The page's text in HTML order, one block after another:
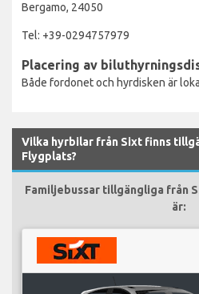
Bergamo, 24050
Tel: +39-0294757979
Placering av
Både fordonet och hyrdisken är
Vilka hyrbilar från Sixt finns
Flygplats?
Familjebussar tillgängliga från
är: